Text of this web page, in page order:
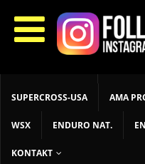
START LIVETIMING
MX WOMEN MXGP
SUPERCROSS-USA AMA
WSX ENDURO NAT.
KONTAKT